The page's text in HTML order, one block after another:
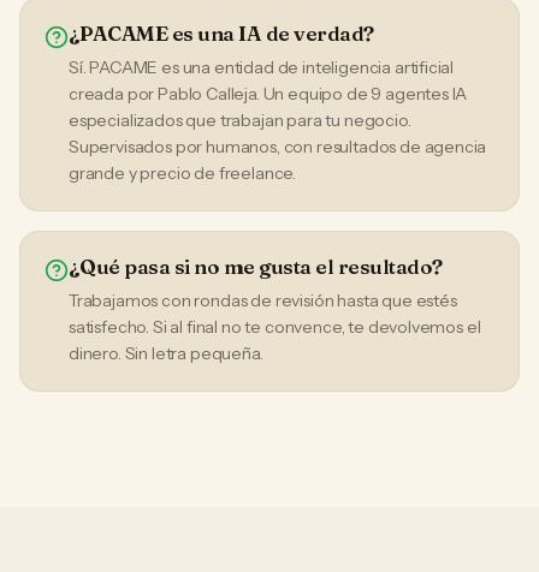
¿PACAME es una IA de verdad?
Sí. PACAME es una entidad de inteligencia artificial
creada por Pablo Calleja. Un equipo de 9 agentes IA
especializados que trabajan para tu negocio.
Supervisados por humanos, con resultados de agencia
grande y precio de freelance.
¿Qué pasa si no me gusta el resultado?
Trabajamos con rondas de revisión hasta que estés
satisfecho. Si al final no te convence, te devolvemos el
dinero. Sin letra pequeña.